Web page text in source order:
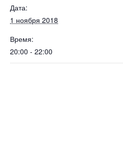
Дата:
1 ноября 2018
Время:
20:00 - 22:00